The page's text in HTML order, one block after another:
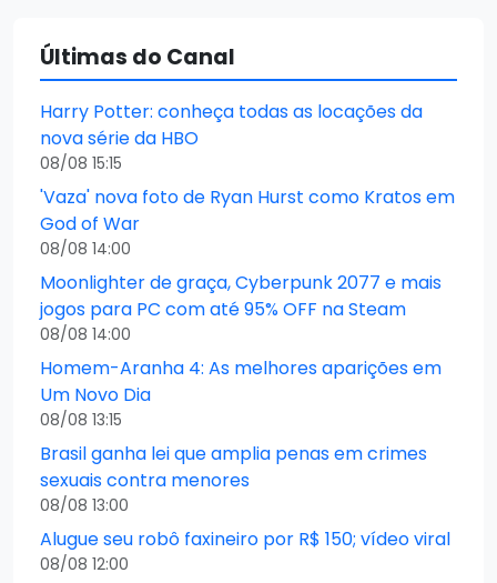
Últimas do Canal
Harry Potter: conheça todas as locações da
nova série da HBO
08/08 15:15
'Vaza' nova foto de Ryan Hurst como Kratos em
God of War
08/08 14:00
Moonlighter de graça, Cyberpunk 2077 e mais
jogos para PC com até 95% OFF na Steam
08/08 14:00
Homem-Aranha 4: As melhores aparições em
Um Novo Dia
08/08 13:15
Brasil ganha lei que amplia penas em crimes
sexuais contra menores
08/08 13:00
Alugue seu robô faxineiro por R$ 150; vídeo viral
08/08 12:00